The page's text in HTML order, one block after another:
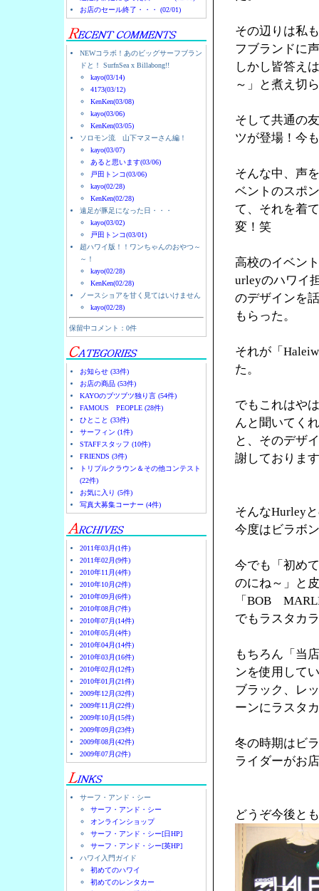
お店のセール終了・・・ (02/01)
NEWコラボ！あのビッグサーフブラン
ドと！ SurfnSea x Billabong!!
kayo(03/14)
4173(03/12)
KenKen(03/08)
kayo(03/06)
KenKen(03/05)
ソロモン流 山下マヌーさん編！
kayo(03/07)
あると思います(03/06)
戸田トンコ(03/06)
kayo(02/28)
KenKen(02/28)
遠足が豚足になった日・・・
kayo(03/02)
戸田トンコ(03/01)
超ハワイ版！！ワンちゃんのおやつ～
～！
kayo(02/28)
KenKen(02/28)
ノースショアを甘く見てはいけません
kayo(02/28)
保留中コメント：0件
お知らせ (33件)
お店の商品 (53件)
KAYOのブツブツ独り言 (54件)
FAMOUS PEOPLE (28件)
ひとこと (33件)
サーフィン (1件)
STAFFスタッフ (10件)
FRIENDS (3件)
トリプルクラウン＆その他コンテスト
(22件)
お気に入り (5件)
写真大募集コーナー (4件)
2011年03月(1件)
2011年02月(9件)
2010年11月(4件)
2010年10月(2件)
2010年09月(6件)
2010年08月(7件)
2010年07月(14件)
2010年05月(4件)
2010年04月(14件)
2010年03月(16件)
2010年02月(12件)
2010年01月(21件)
2009年12月(32件)
2009年11月(22件)
2009年10月(15件)
2009年09月(23件)
2009年08月(42件)
2009年07月(2件)
サーフ・アンド・シー
サーフ・アンド・シー
オンラインショップ
サーフ・アンド・シー[日HP]
サーフ・アンド・シー[英HP]
ハワイ入門ガイド
初めてのハワイ
初めてのレンタカー
その辺りは私
フブランドに
しかし皆答え
～」と煮え切
そして共通の
ツが登場！今
そんな中、声
ベントのスポ
て、それを着
変！笑
高校のイベン
urleyのハワイ
のデザインを
もらった。
それが「
た。
でもこれはや
んと聞いてく
と、そのデザ
謝しておりま
そんなHurley
今度はビラボ
今でも「初め
のにね～」と
「BOB
でもラスタカ
もちろん「当
ンを使用して
ブラック、レ
ーンにラスタ
冬の時期はビ
ライダーがお
どうぞ今後と